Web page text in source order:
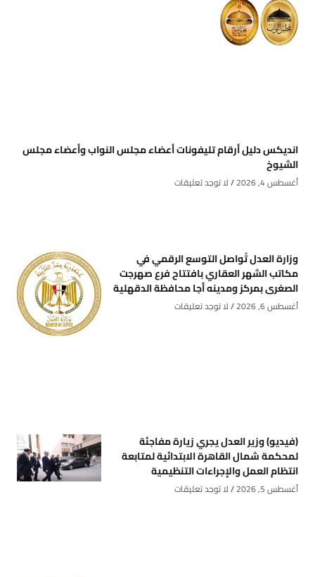
انديكس دليل أرقام تليفونات أعضاء مجلس النواب وأعضاء مجلس
الشيوخ
أغسطس 4, 2026 لا توجد تعليقات
وزارة العدل تُواصل التوسع الرقمي في
مكاتب الشهر العقاري بافتتاح فرع صهرجت
الصغرى بمركز ومدينه أجا محافظة الدقهلية
أغسطس 6, 2026 لا توجد تعليقات
(فيديو) وزير العدل يجري زيارة مفاجئة
لمحكمة شمال القاهرة الابتدائية لمتابعة
انتظام العمل والإجراءات التنظيمية
أغسطس 5, 2026 لا توجد تعليقات